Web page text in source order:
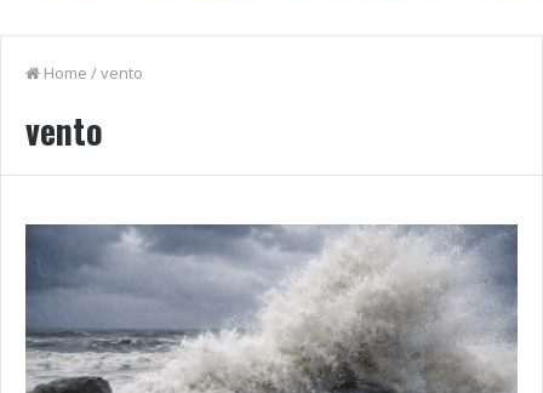
Home /vento
vento